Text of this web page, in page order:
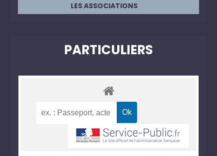
LES ASSOCIATIONS
PARTICULIERS